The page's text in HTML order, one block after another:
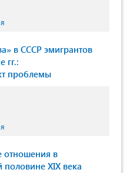
в СССР эмигрантов
гг.:
проблемы
отношения в
половине XIX века